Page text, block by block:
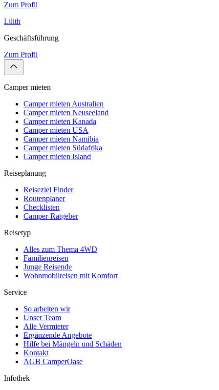
Zum Profil
Lilith
Geschäftsführung
Zum Profil
Camper mieten
Camper mieten Australien
Camper mieten Neuseeland
Camper mieten Kanada
Camper mieten USA
Camper mieten Namibia
Camper mieten Südafrika
Camper mieten Island
Reiseplanung
Reiseziel Finder
Routenplaner
Checklisten
Camper-Ratgeber
Reisetyp
Alles zum Thema 4WD
Familienreisen
Junge Reisende
Wohnmobilreisen mit Komfort
Service
So arbeiten wir
Unser Team
Alle Vermieter
Ergänzende Angebote
Hilfe bei Mängeln und Schäden
Kontakt
AGB CamperOase
Infothek